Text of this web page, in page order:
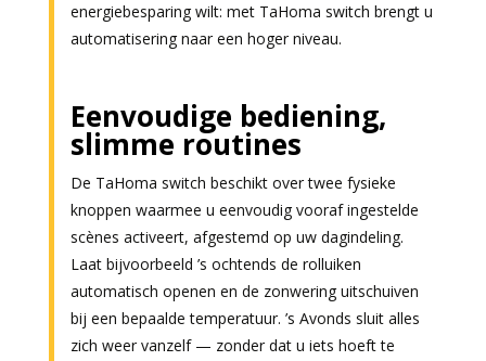
energiebesparing wilt: met TaHoma switch brengt u
automatisering naar een hoger niveau.
Eenvoudige bediening,
slimme routines
De TaHoma switch beschikt over twee fysieke
knoppen waarmee u eenvoudig vooraf ingestelde
scènes activeert, afgestemd op uw dagindeling.
Laat bijvoorbeeld ’s ochtends de rolluiken
automatisch openen en de zonwering uitschuiven
bij een bepaalde temperatuur. ’s Avonds sluit alles
zich weer vanzelf — zonder dat u iets hoeft te